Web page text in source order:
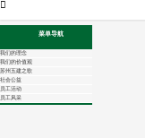
菜单导航
我们的理念
我们的价值观
苏州五建之歌
社会公益
员工活动
员工风采